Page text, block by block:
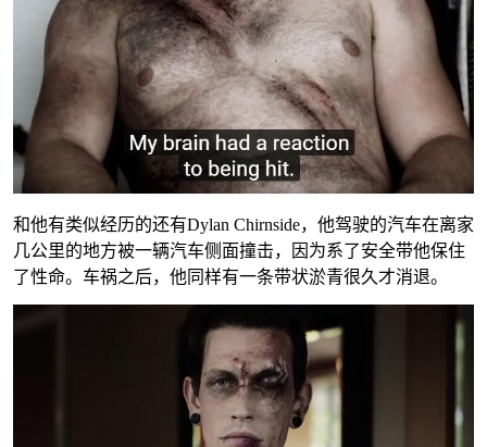
和他有类似经历的还有Dylan Chirnside，他驾驶的汽车在离家
几公里的地方被一辆汽车侧面撞击，因为系了安全带他保住
了性命。车祸之后，他同样有一条带状淤青很久才消退。